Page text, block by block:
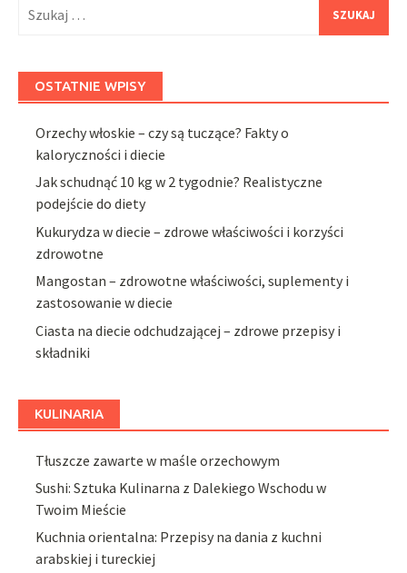
OSTATNIE WPISY
Orzechy włoskie – czy są tuczące? Fakty o
kaloryczności i diecie
Jak schudnąć 10 kg w 2 tygodnie? Realistyczne
podejście do diety
Kukurydza w diecie – zdrowe właściwości i korzyści
zdrowotne
Mangostan – zdrowotne właściwości, suplementy i
zastosowanie w diecie
Ciasta na diecie odchudzającej – zdrowe przepisy i
składniki
KULINARIA
Tłuszcze zawarte w maśle orzechowym
Sushi: Sztuka Kulinarna z Dalekiego Wschodu w
Twoim Mieście
Kuchnia orientalna: Przepisy na dania z kuchni
arabskiej i tureckiej